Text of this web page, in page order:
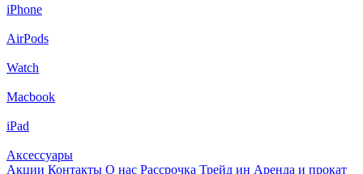
iPhone
AirPods
Watch
Macbook
iPad
Аксессуары
Акции Контакты О нас Рассрочка Трейд ин Аренда и прокат